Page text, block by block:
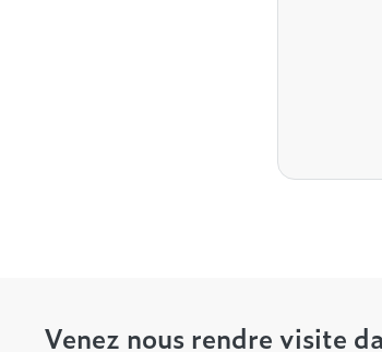
Venez nous rendre visite